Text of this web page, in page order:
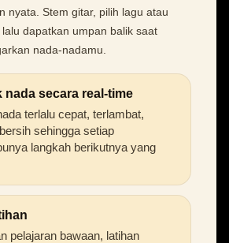
nyata. Stem gitar, pilih lagu atau
dapatkan umpan balik saat
nada-nadamu.
nada secara real-time
terlalu cepat, terlambat,
sehingga setiap
langkah berikutnya yang
pelajaran bawaan, latihan